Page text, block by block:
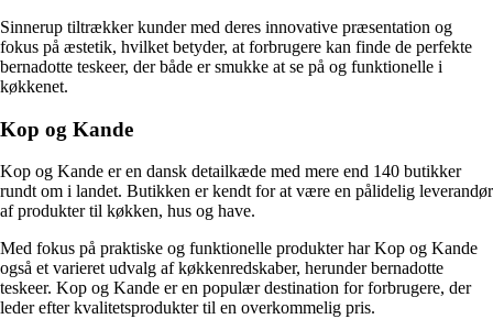
Sinnerup tiltrækker kunder med deres innovative præsentation og
fokus på æstetik, hvilket betyder, at forbrugere kan finde de perfekte
bernadotte teskeer, der både er smukke at se på og funktionelle i
køkkenet.
Kop og Kande
Kop og Kande er en dansk detailkæde med mere end 140 butikker
rundt om i landet. Butikken er kendt for at være en pålidelig leverandør
af produkter til køkken, hus og have.
Med fokus på praktiske og funktionelle produkter har Kop og Kande
også et varieret udvalg af køkkenredskaber, herunder bernadotte
teskeer. Kop og Kande er en populær destination for forbrugere, der
leder efter kvalitetsprodukter til en overkommelig pris.